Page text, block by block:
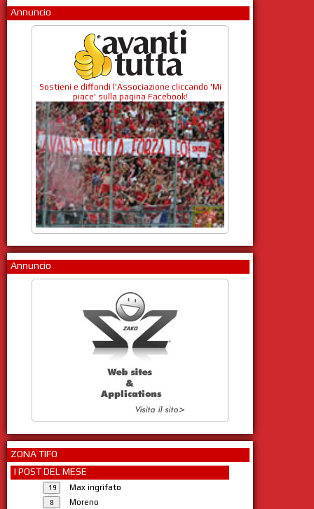
Annuncio
Sostieni e diffondi l'Associazione cliccando 'Mi
piace' sulla pagina Facebook!
Annuncio
ZONA TIFO
I POST DEL MESE
Max ingrifato
Moreno